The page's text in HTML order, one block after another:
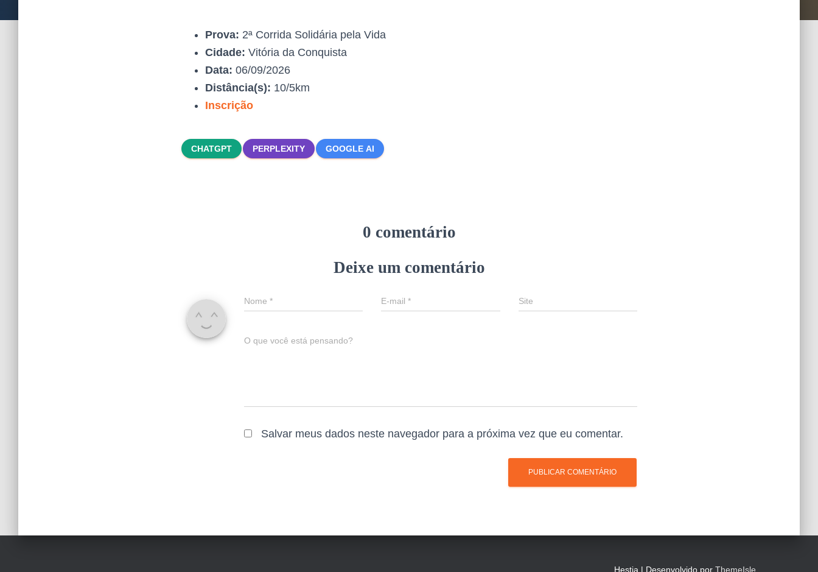
Prova: 2ª Corrida Solidária pela Vida
Cidade: Vitória da Conquista
Data: 06/09/2026
Distância(s): 10/5km
Inscrição
CHATGPT PERPLEXITY GOOGLE AI
0 comentário
Deixe um comentário
Nome * E-mail* Site
O que você está pensando?
Salvar meus dados neste navegador para a próxima vez que eu comentar.
Hestia | Desenvolvido por ThemeIsle